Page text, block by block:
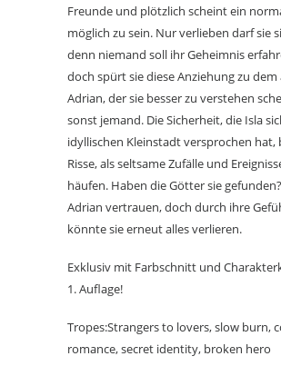
Freunde und plötzlich scheint ein
möglich zu sein. Nur verlieben darf sie
denn niemand soll ihr Geheimnis
doch spürt sie diese Anziehung zu
Adrian, der sie besser zu verstehen
sonst jemand. Die Sicherheit, die Isla
idyllischen Kleinstadt versprochen
Risse, als seltsame Zufälle und
häufen. Haben die Götter sie
Adrian vertrauen, doch durch ihre
könnte sie erneut alles verlieren.
Exklusiv mit Farbschnitt und
1. Auflage!
Tropes:Strangers to lovers, slow burn,
romance, secret identity, broken hero